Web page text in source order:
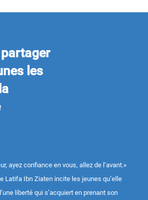
les
ayez confiance en vous, allez de l’avant.»
Latifa Ibn Ziaten incite les jeunes qu’elle
liberté qui s’acquiert en prenant son